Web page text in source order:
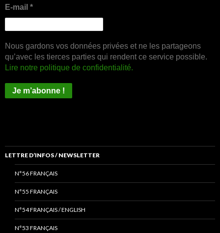
E-mail *
Nous gardons vos données privées et ne les partageons
qu’avec les tierces parties qui rendent ce service possible.
Lire notre politique de confidentialité.
LETTRE D’INFOS / NEWSLETTER
N°56 FRANÇAIS
N°55 FRANÇAIS
N°54 FRANÇAIS / ENGLISH
N°53 FRANÇAIS